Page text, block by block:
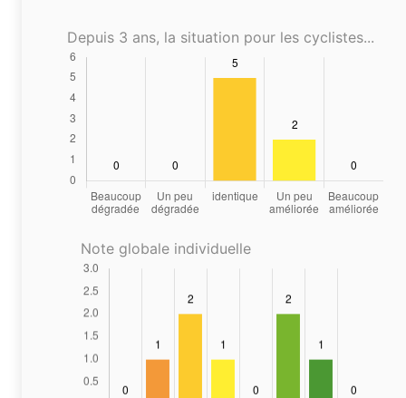
Depuis 3 ans, la situation pour les cyclistes...
Note globale individuelle